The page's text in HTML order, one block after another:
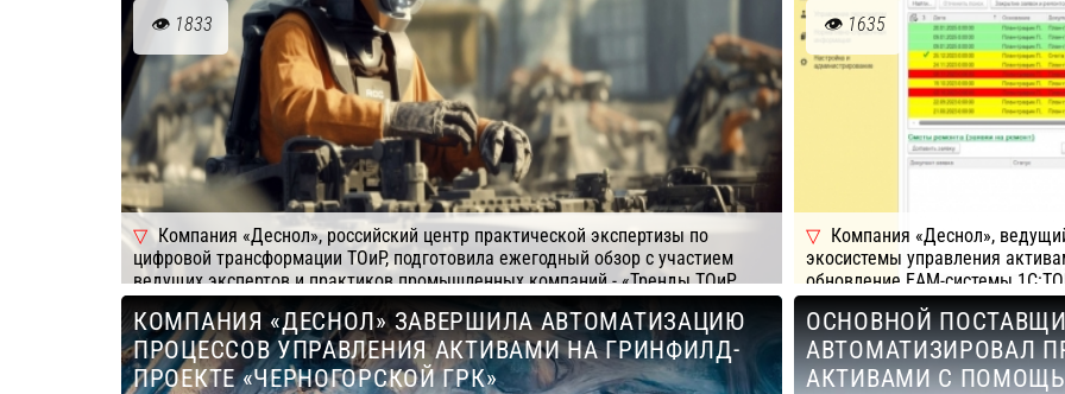
1833
Компания «Деснол», российский центр практической экспертизы по
цифровой трансформации ТОиР, подготовила ежегодный обзор с участием
ведущих экспертов и практиков промышленных компаний - «Тренды ТОиР
2026».
Подробнее Компания: Деснол Софт
1635
Компания «Деснол»,
экосистемы управления
обновление EAM-системы
приложения «Мобильная
Подробнее Компания:
КОМПАНИЯ «ДЕСНОЛ» ЗАВЕРШИЛА АВТОМАТИЗАЦИЮ
ПРОЦЕССОВ УПРАВЛЕНИЯ АКТИВАМИ НА ГРИНФИЛД-
ПРОЕКТЕ «ЧЕРНОГОРСКОЙ ГРК»
ОСНОВНОЙ
АВТОМАТИЗИРОВАЛ
АКТИВАМИ С